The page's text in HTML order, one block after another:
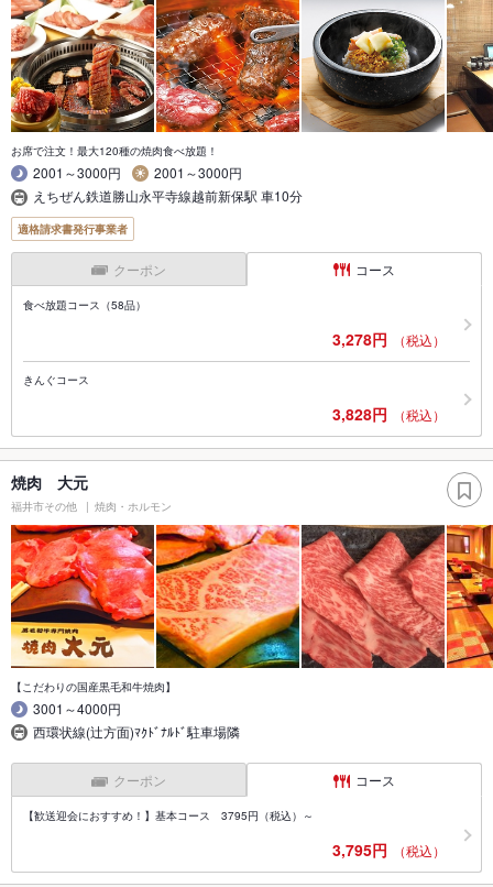
お席で注文！最大120種の焼肉食べ放題！
2001～3000円
2001～3000円
えちぜん鉄道勝山永平寺線越前新保駅 車10分
適格請求書発行事業者
クーポン コース
食べ放題コース（58品）
3,278円 （税込）
きんぐコース
3,828円 （税込）
焼肉 大元
福井市その他 焼肉・ホルモン
【こだわりの国産黒毛和牛焼肉】
3001～4000円
西環状線(辻方面)ﾏｸﾄﾞﾅﾙﾄﾞ駐車場隣
クーポン コース
【歓送迎会におすすめ！】基本コース 3795円（税込）～
3,795円 （税込）